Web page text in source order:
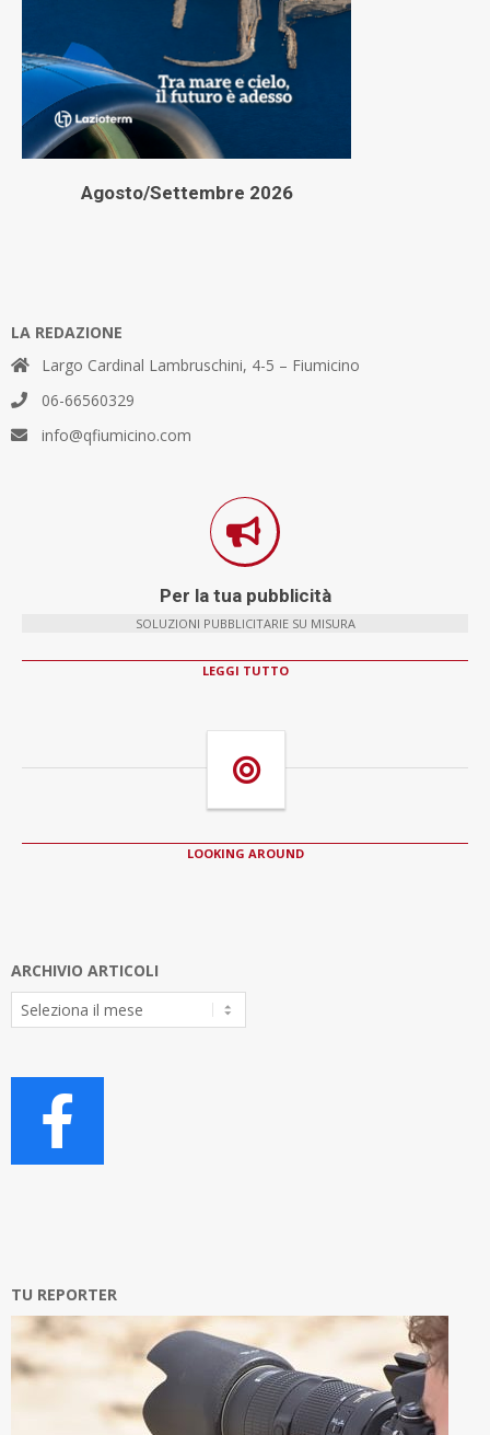
Agosto/Settembre 2026
LA REDAZIONE
Largo Cardinal Lambruschini, 4-5 – Fiumicino
06-66560329
info@qfiumicino.com
Per la tua pubblicità
SOLUZIONI PUBBLICITARIE SU MISURA
LEGGI TUTTO
LOOKING AROUND
ARCHIVIO ARTICOLI
Archivio
Articoli
TU REPORTER